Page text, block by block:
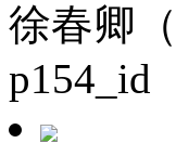
徐春卿（
p154_id